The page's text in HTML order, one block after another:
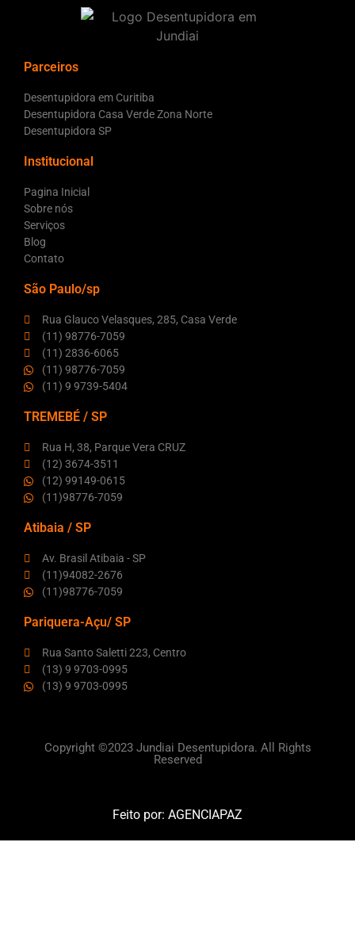
Parceiros
Desentupidora em Curitiba
Desentupidora Casa Verde Zona Norte
Desentupidora SP
Institucional
Pagina Inicial
Sobre nós
Serviços
Blog
Contato
São Paulo/sp
Rua Glauco Velasques, 285, Casa Verde
(11) 98776-7059
(11) 2836-6065
(11) 98776-7059
(11) 9 9739-5404
TREMEBÉ / SP
Rua H, 38, Parque Vera CRUZ
(12) 3674-3511
(12) 99149-0615
(11)98776-7059
Atibaia / SP
Av. Brasil Atibaia - SP
(11)94082-2676
(11)98776-7059
Pariquera-Açu/ SP
Rua Santo Saletti 223, Centro
(13) 9 9703-0995
(13) 9 9703-0995
Copyright ©2023 Jundiai Desentupidora. All Rights
Reserved
Feito por: AGENCIAPAZ